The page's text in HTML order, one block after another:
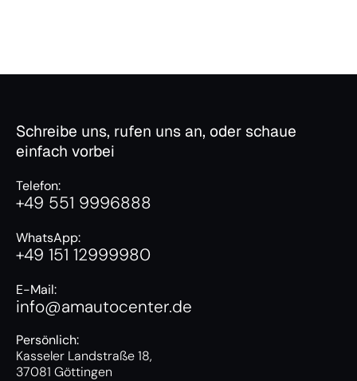
Schreibe uns, rufen uns an, oder schaue
einfach vorbei
Telefon:
+49 551 9996888
WhatsApp:
+49 151 12999980
E-Mail:
info@amautocenter.de
Persönlich:
Kasseler Landstraße 18,
37081 Göttingen